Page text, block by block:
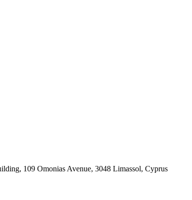
109 Omonias Avenue, 3048 Limassol, Cyprus